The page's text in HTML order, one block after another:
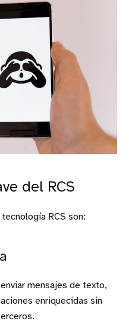
del RCS
RCS son:
mensajes de texto,
enriquecidas sin